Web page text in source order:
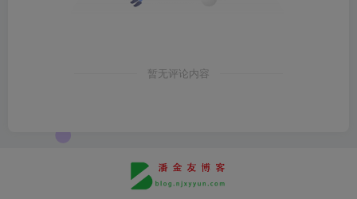
暂无评论内容